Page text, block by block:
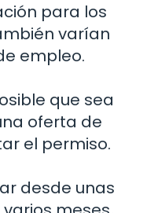
para los
varían
empleo.
que sea
oferta de
el permiso.
desde unas